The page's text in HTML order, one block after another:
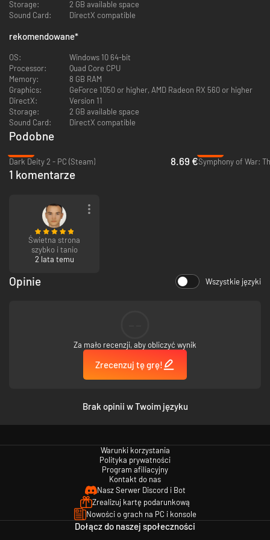
nie zamierza ugiąć karku. Mając nikłe szanse na sukces, postanawiają
walczyć – broniąc sprawiedliwości i ducha swego miasta.
Toczysz wojnę partyzancką – jednak wrogów jest więcej i są uzbrojeni po
zęby. Ukrywaj się i zakradaj do wroga, aby wyeliminować go po cichu,
zanim zdąży podnieść alarm. Do swojej dyspozycji masz obezwładniającą
broń i ekwipunek, a także talenty taktyczne, które odblokujesz,
ulepszając swoich buntowników. Rzecz jasna przemoc czasem jest
ani przestępcy nie macie pasków energii. Rana postrzałowa oznacza
szybkie wykrwawienie, z kolei kula w głowę to trup na miejscu.
Eksploruj, przeszukuj i miej oczy dookoła głowy
Rebel Cops to nie tylko krótkie operacje, podczas których musisz walczyć
o każdy centymetr terenu, lecz także dużo większe otwarte lokacje do
zbadania – tzw. poziomy „piaskownicy”. Przeszukaj każdy pokój, otwieraj
sejfy i skarbce, spróbuj dostać się do niedostępnych obszarów – i zgarnij
wszystko, co tylko może się przydać. Trzymaj się razem z innymi i
zachowaj ostrożność albo podejmij ryzyko i odłącz się od reszty, żeby
Storage:
2 GB available space
Sound Card:
DirectX compatible
rekomendowane*
OS:
Windows 10 64-bit
Processor:
Quad Core CPU
Memory:
8 GB RAM
Graphics:
GeForce 1050 or higher, AMD Radeon RX 560 or higher
DirectX:
Version 11
Storage:
2 GB available space
Sound Card:
DirectX compatible
Podobne
Dark Deity 2 - PC (Steam)
8.69 €
1 komentarze
Świetna strona
szybko i tanio
2 lata temu
Opinie Wszystkie języki
Za mało recenzji, aby obliczyć wynik
Zrecenzuj tę grę!
Brak opinii w Twoim języku
Warunki korzystania
Polityka prywatności
Program afiliacyjny
Kontakt do nas
Nasz Serwer Discord i Bot
Zrealizuj kartę podarunkową
Nowości o grach na PC i konsole
Dołącz do naszej społeczności